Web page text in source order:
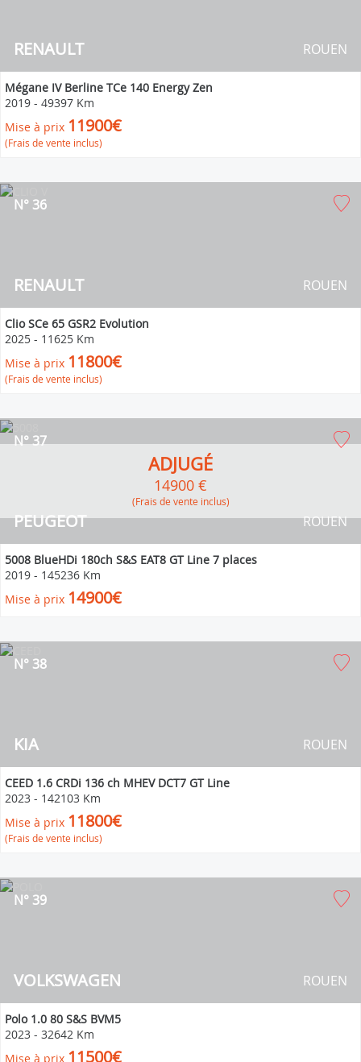
RENAULT ROUEN
Mégane IV Berline TCe 140 Energy Zen
2019 - 49397 Km
Mise à prix 11900€
(Frais de vente inclus)
RENAULT
N° 36
ROUEN
Clio SCe 65 GSR2 Evolution
2025 - 11625 Km
Mise à prix 11800€
(Frais de vente inclus)
PEUGEOT
N° 37
ROUEN
ADJUGÉ
14900 €
(Frais de vente inclus)
5008 BlueHDi 180ch S&S EAT8 GT Line 7 places
2019 - 145236 Km
Mise à prix 14900€
KIA
N° 38
ROUEN
CEED 1.6 CRDi 136 ch MHEV DCT7 GT Line
2023 - 142103 Km
Mise à prix 11800€
(Frais de vente inclus)
VOLKSWAGEN
N° 39
ROUEN
Polo 1.0 80 S&S BVM5
2023 - 32642 Km
Mise à prix 11500€